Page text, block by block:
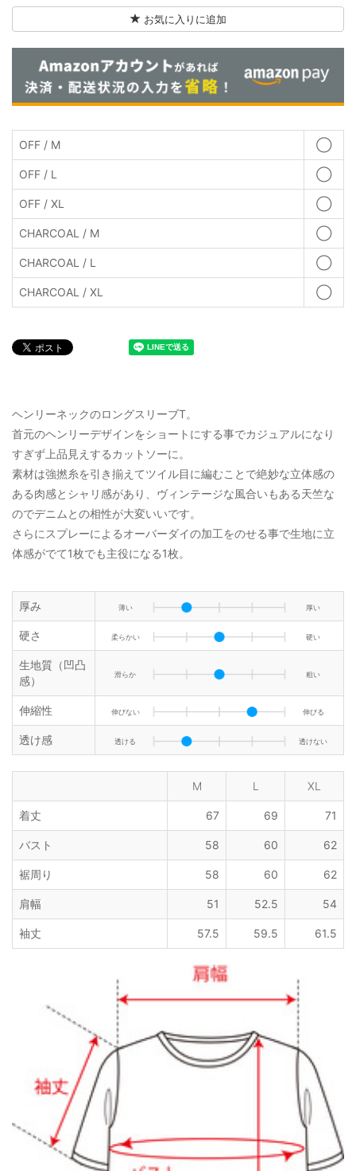
お気に入りに追加
OFF / M ◯
OFF / L ◯
OFF / XL ◯
CHARCOAL / M ◯
CHARCOAL / L ◯
CHARCOAL / XL ◯
ヘンリーネックのロングスリーブT。
首元のヘンリーデザインをショートにする事でカジュアルになり
すぎず上品見えするカットソーに。
素材は強撚糸を引き揃えてツイル目に編むことで絶妙な立体感の
ある肉感とシャリ感があり、ヴィンテージな風合いもある天竺な
のでデニムとの相性が大変いいです。
さらにスプレーによるオーバーダイの加工をのせる事で生地に立
体感がでて1枚でも主役になる1枚。
厚み 薄い 厚い
硬さ 柔らかい 硬い
生地質（凹凸
感）
滑らか 粗い
伸縮性 伸びない 伸びる
透け感 透ける 透けない
M L XL
着丈 67 69 71
バスト 58 60 62
裾周り 58 60 62
肩幅 51 52.5 54
袖丈 57.5 59.5 61.5